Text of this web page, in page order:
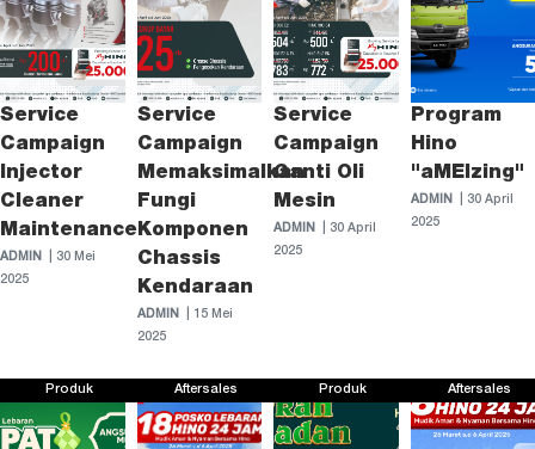
Service
Campaign
Injector
Cleaner
Maintenance
ADMIN | 30 Mei
2025
Service
Campaign
Memaksimalkan
Fungi
Komponen
Chassis
Kendaraan
ADMIN| 15 Mei
2025
Service
Campaign
Ganti Oli
Mesin
ADMIN | 30 April
2025
Program
Hino
"aMEIzing"
ADMIN| 30 April
2025
Produk Aftersales Produk Aftersales